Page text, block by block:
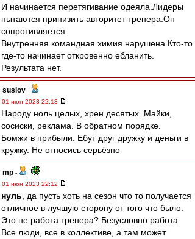
И начинается перетягивание одеяла.Лидеры
пытаются принизить авторитет тренера.Он
сопротивляется.
Внутренняя командная химия нарушена.Кто-то
где-то начинает откровенно ебланить.
Результата нет.
suslov -
01 июн 2023 22:13
Народу ноль целых, хрен десятых. Майки,
сосиски, реклама. В обратном порядке.
Бомжи в прибыли. Ебут друг дружку и деньги в
кружку. Не относись серьёзно
mp -
01 июн 2023 22:12
нуль , да пусть хоть на сезон что то получается
отличное в лучшую сторону от того что было.
Это не работа тренера? Безусловно работа.
Все люди, все в коллективе, а там может